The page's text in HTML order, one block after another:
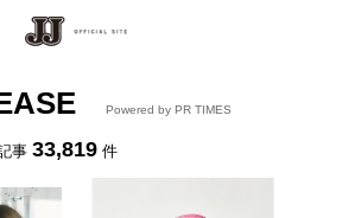
Powered by PR TIMES
事 33,819 件